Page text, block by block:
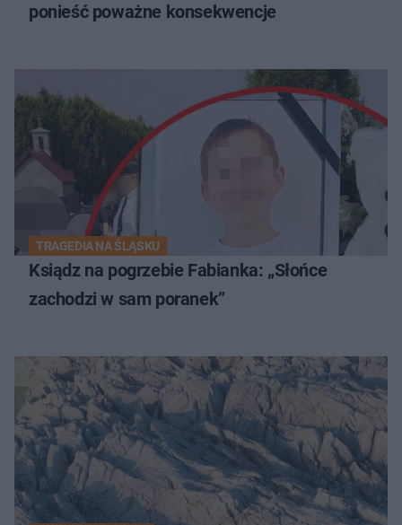
ponieść poważne konsekwencje
TRAGEDIA NA ŚLĄSKU
Ksiądz na pogrzebie Fabianka: „Słońce
zachodzi w sam poranek”